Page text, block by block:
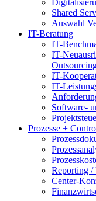
Shared
Auswahl
IT-Beratung
IT-
IT-
IT-
IT-
Software-
Prozesse +
Reporting /
Center-